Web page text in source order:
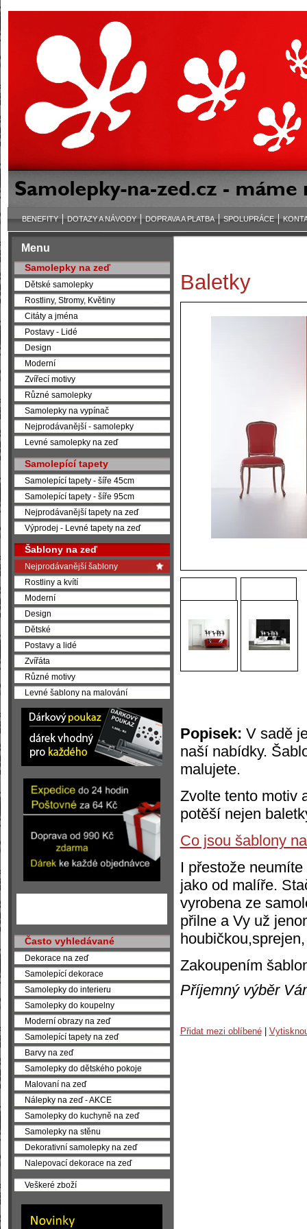
Baletky
Popisek: V sadě
naší nabídky.
malujete.
Zvolte tento motiv
potěší nejen
Co jsou šablony
I přestože
jako od malíře.
vyrobena ze
přilne a Vy už
Zakoupením
Příjemný výběr
Přidat mezi oblíbené|
Menu
Samolepky na zeď
Dětské samolepky
Rostliny, Stromy, Květiny
Citáty a jména
Postavy - Lidé
Design
Moderní
Zvířecí motivy
Různé samolepky
Samolepky na vypínač
Nejprodávanější - samolepky
Levné samolepky na zeď
Samolepící tapety
Samolepící tapety - šíře 45cm
Samolepící tapety - šíře 95cm
Nejprodávanější tapety na zeď
Výprodej - Levné tapety na zeď
Šablony na zeď
Nejprodávanější šablony
Rostliny a kvítí
Moderní
Design
Dětské
Postavy a lidé
Zvířáta
Různé motivy
Levné šablony na malování
Často vyhledávané
Dekorace na zeď
Samolepící dekorace
Samolepky do interieru
Samolepky do koupelny
Moderní obrazy na zeď
Samolepící tapety na zeď
Barvy na zeď
Samolepky do dětského pokoje
Malovaní na zeď
Nálepky na zeď - AKCE
Samolepky do kuchyně na zeď
Samolepky na stěnu
Dekorativní samolepky na zeď
Nalepovací dekorace na zeď
Veškeré zboží
BENEFITY DOTAZY A NÁVODY DOPRAVA A PLATBA SPOLUPRÁCE